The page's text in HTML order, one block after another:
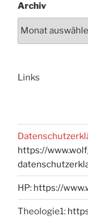
Archiv
Links
https://
HP: https://
Theologie1: